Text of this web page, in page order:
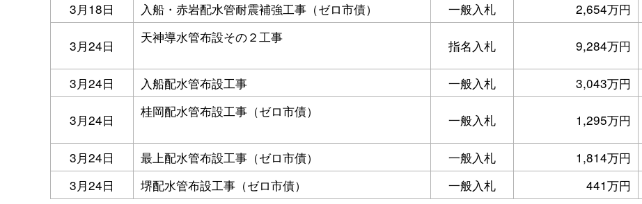
3月18日
入船・赤岩配水管耐震補強工事（ゼロ市債） 一般入札 2,654万円
3月24日
天神導水管布設その２工事
指名入札 9,284万円
3月24日
入船配水管布設工事 一般入札 3,043万円
3月24日
桂岡配水管布設工事（ゼロ市債）
一般入札 1,295万円
3月24日
最上配水管布設工事（ゼロ市債） 一般入札 1,814万円
3月24日
堺配水管布設工事（ゼロ市債） 一般入札 441万円